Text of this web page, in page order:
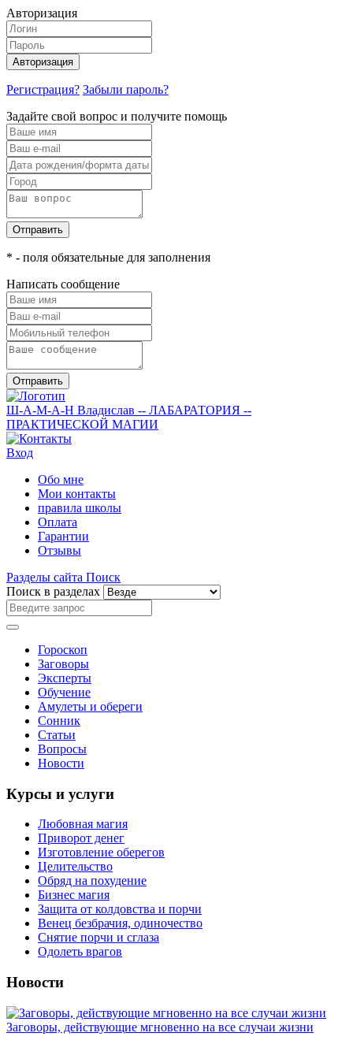
Авторизация
Авторизация
Регистрация? Забыли пароль?
Задайте свой вопрос и получите помощь
Отправить
* - поля обязательные для заполнения
Написать сообщение
Отправить
Ш-А-М-А-Н Владислав -- ЛАБАРАТОРИЯ --
ПРАКТИЧЕСКОЙ МАГИИ
Вход
Обо мне
Мои контакты
правила школы
Оплата
Гарантии
Отзывы
Разделы сайта Поиск
Поиск в разделах
Гороскоп
Заговоры
Эксперты
Обучение
Амулеты и обереги
Сонник
Статьи
Вопросы
Новости
Курсы и услуги
Любовная магия
Приворот денег
Изготовление оберегов
Целительство
Обряд на похудение
Бизнес магия
Защита от колдовства и порчи
Венец безбрачия, одиночество
Снятие порчи и сглаза
Одолеть врагов
Новости
Заговоры, действующие мгновенно на все случаи жизни